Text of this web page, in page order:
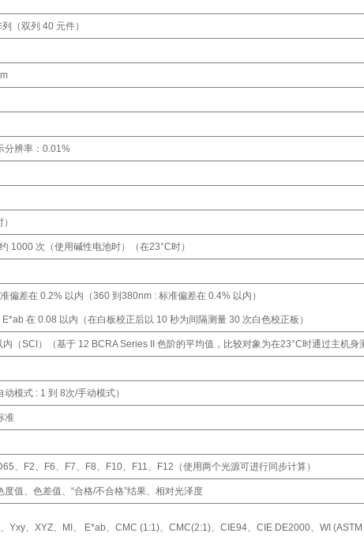
（双列 40 元件）
分辨率：0.01%
1000 次（使用碱性电池时）（在23°C时）
偏差在 0.2% 以内（360 到380nm : 标准偏差在 0.4% 以内）
在 0.08 以内（在白板校正后以 10 秒为间隔测量 30 次白色校正板）
（SCI）（基于 12 BCRA Series II 色阶的平均值，比较对象为在23°C时通过主机身
模式 : 1 到 8次/手动模式）
准
、F2、F6、F7、F8、F10、F11、F12（使用两个光源可进行同步计算）
度值、色差值、“合格/不合格”结果、相对光泽度
Yxy、XYZ、MI、 E*ab、CMC (1:1)、CMC(2:1)、CIE94、CIE DE2000、WI